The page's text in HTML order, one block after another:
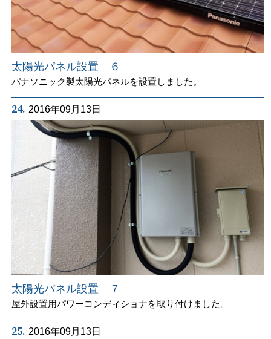
太陽光パネル設置 ６
パナソニック製太陽光パネルを設置しました。
24. 2016年09月13日
太陽光パネル設置 ７
屋外設置用パワーコンディショナを取り付けました。
25. 2016年09月13日